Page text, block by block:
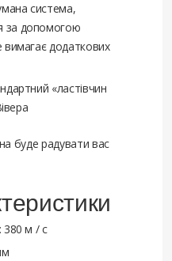
система,
за допомогою
вимагає додаткових
«ластівчин
буде радувати вас
380 м / с